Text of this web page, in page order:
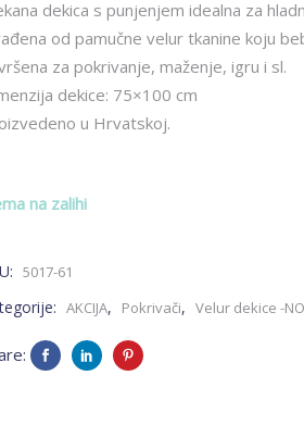
bila
je:
33.18€.
je:
26.54€.
dekica s punjenjem idealna za
od pamučne velur tkanine koju
za pokrivanje, maženje, igru i sl.
dekice: 75×100 cm
u Hrvatskoj.
na zalihi
5017-61
AKCIJA, Pokrivači, Velur dekice -